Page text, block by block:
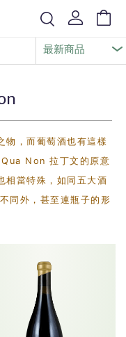
物，而葡萄酒也有這樣
Non 拉丁文的原意
相當特殊，如同五大酒
同外，甚至連瓶子的形